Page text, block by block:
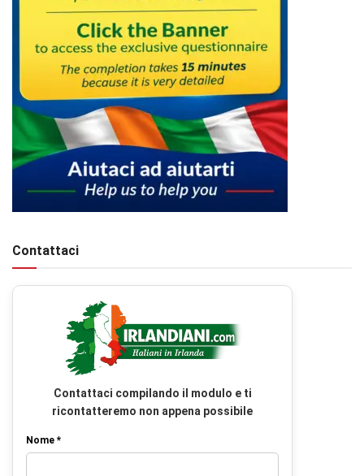
Contattaci
Contattaci compilando il modulo e ti
ricontatteremo non appena possibile
Nome *